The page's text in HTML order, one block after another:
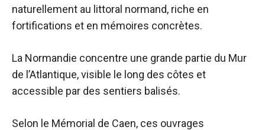
naturellement au littoral normand, riche en
fortifications et en mémoires concrètes.
La Normandie concentre une grande partie du Mur
de l’Atlantique, visible le long des côtes et
accessible par des sentiers balisés.
Selon le Mémorial de Caen, ces ouvrages